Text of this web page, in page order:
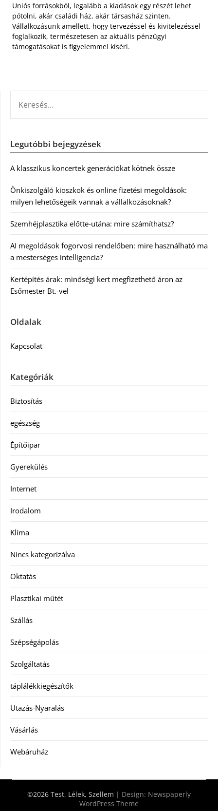
Uniós forrásokból, legalább a kiadások egy részét lehet
pótolni, akár családi ház, akár társasház szinten.
Vállalkozásunk amellett, hogy tervezéssel és kivitelezéssel
foglalkozik, természetesen az aktuális pénzügyi
támogatásokat is figyelemmel kíséri.
Legutóbbi bejegyzések
A klasszikus koncertek generációkat kötnek össze
Önkiszolgáló kioszkok és online fizetési megoldások:
milyen lehetőségeik vannak a vállalkozásoknak?
Szemhéjplasztika előtte-utána: mire számíthatsz?
AI megoldások fogorvosi rendelőben: mire használható ma
a mesterséges intelligencia?
Kertépítés árak: minőségi kert megfizethető áron az
Esőmester Bt.-vel
Oldalak
Kapcsolat
Kategóriák
Biztosítás
egészség
Építőipar
Gyerekülés
Internet
Irodalom
Klíma
Nincs kategorizálva
Oktatás
Plasztikai műtét
Szállás
Szépségápolás
Szolgáltatás
táplálékkiegészítők
Utazás-Nyaralás
Vásárlás
Webáruház
©2026 Test, Lélek, Szellem | Design: Newspaperly
WordPress Theme